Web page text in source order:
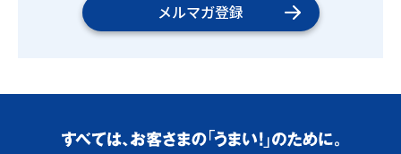
メルマガ登録